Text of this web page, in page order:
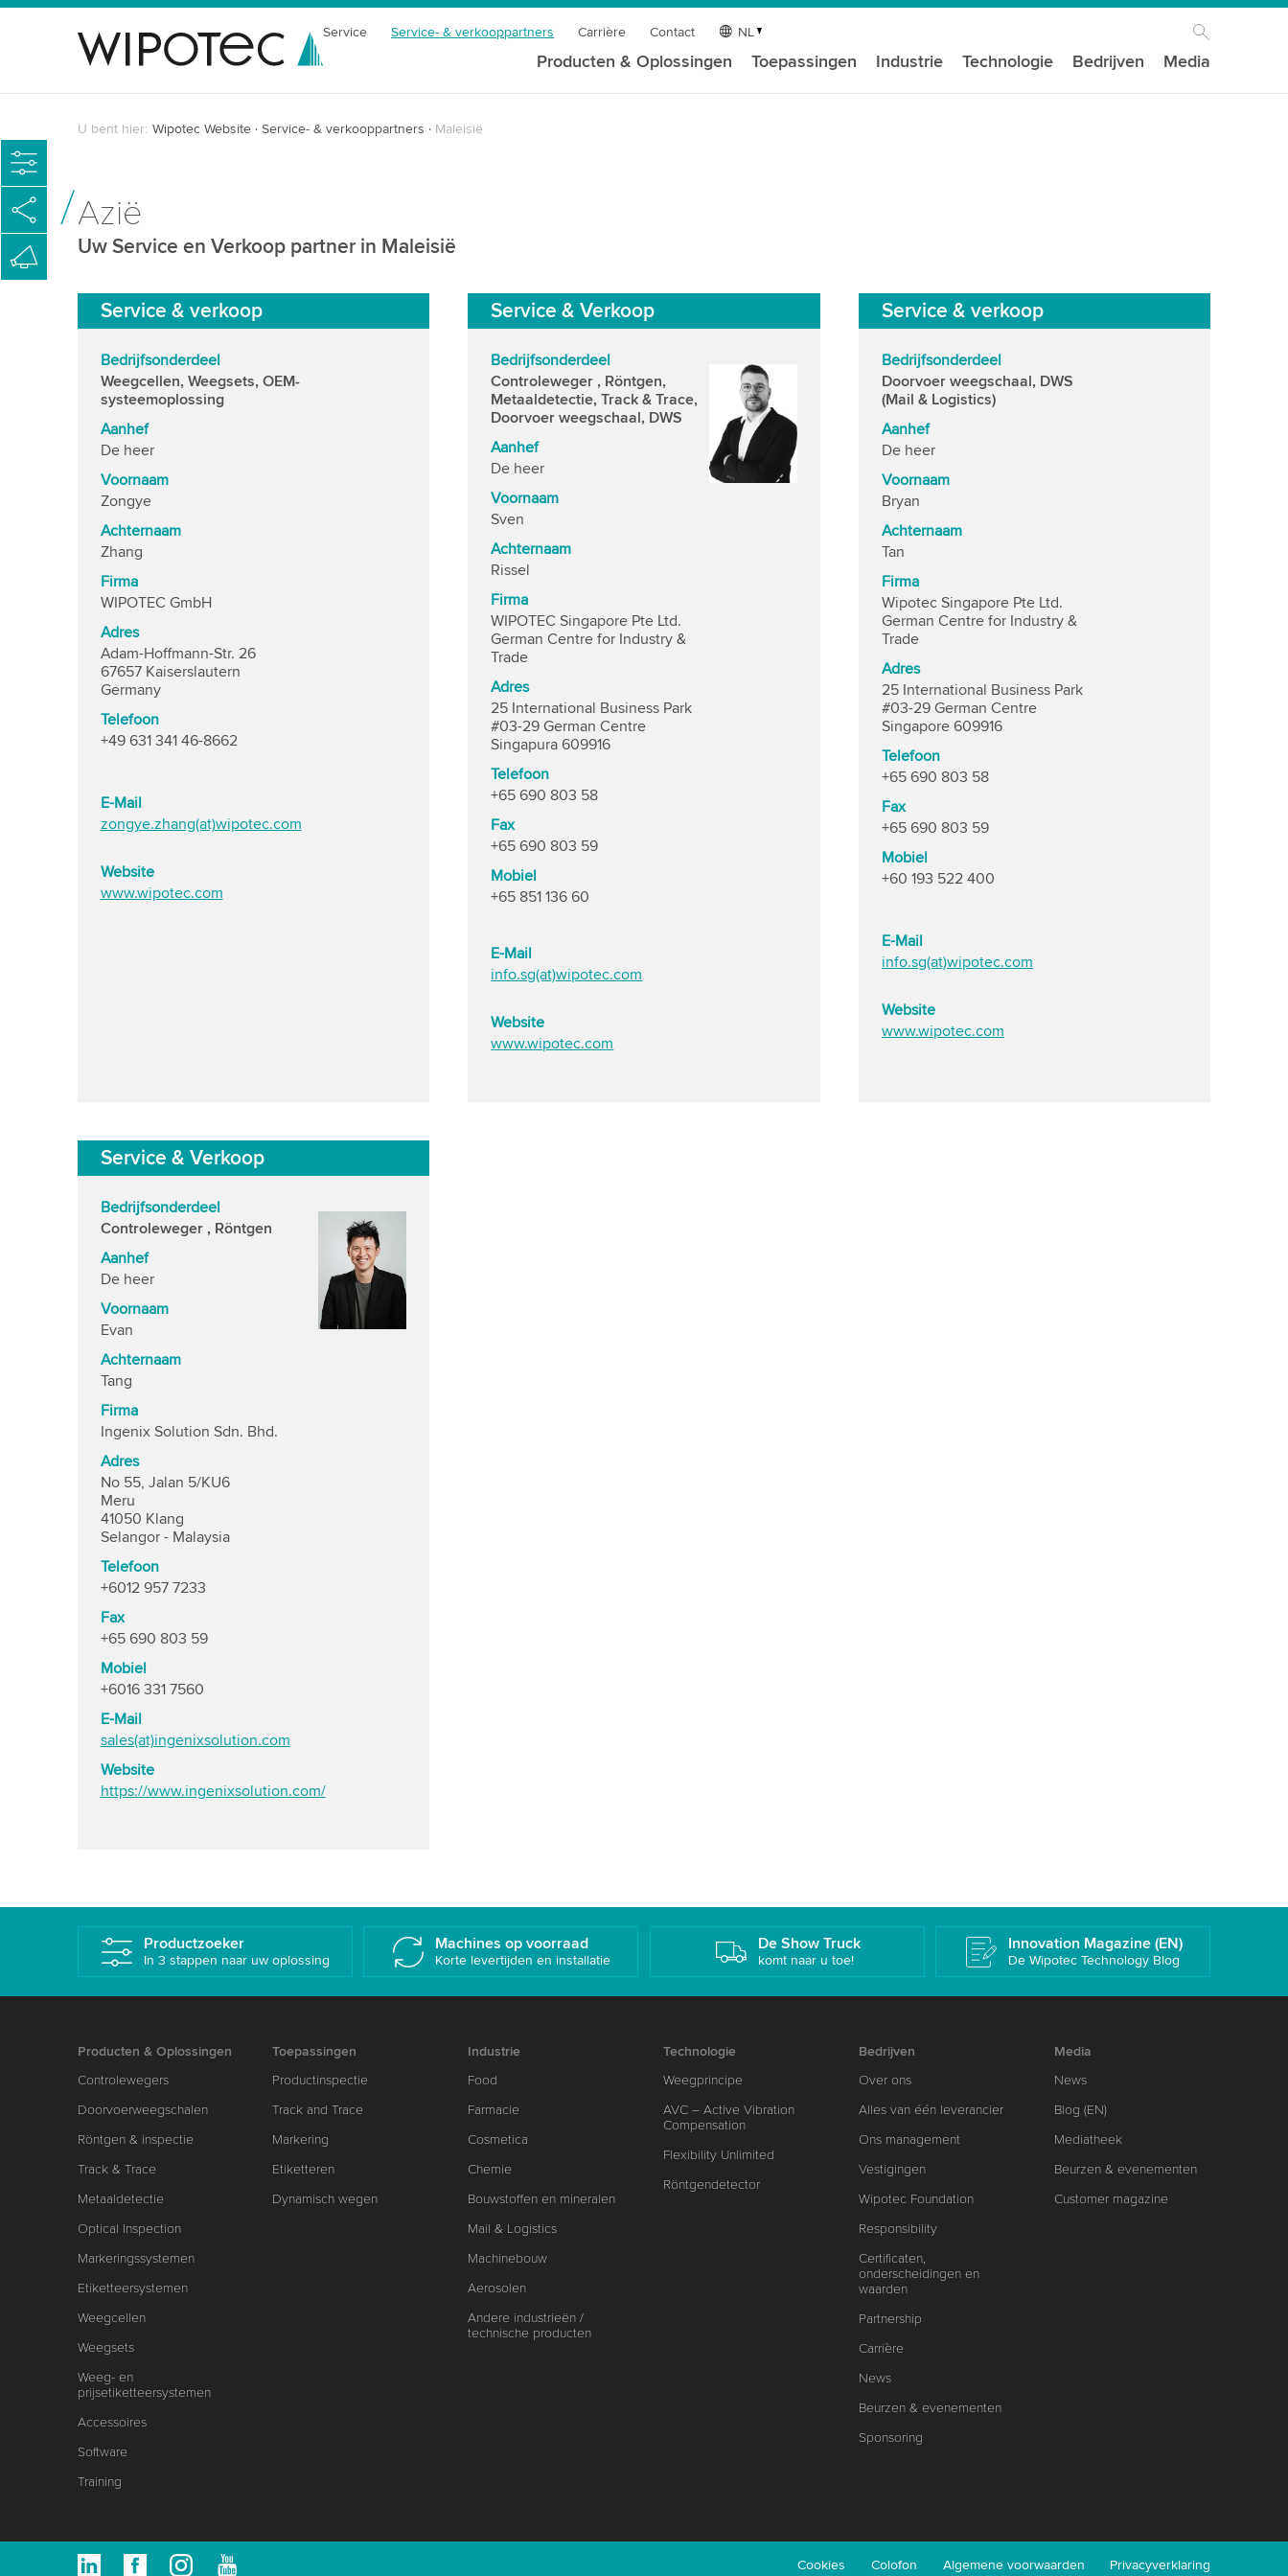
Service Service- & verkooppartners Carrière Contact NL
Producten & Oplossingen Toepassingen Industrie Technologie Bedrijven Media
U bent hier: Wipotec Website Service- & verkooppartners Maleisië
Azië
Uw Service en Verkoop partner in Maleisië
Service & verkoop
Bedrijfsonderdeel
Weegcellen, Weegsets, OEM-
systeemoplossing
Aanhef
De heer
Voornaam
Zongye
Achternaam
Zhang
Firma
WIPOTEC GmbH
Adres
Adam-Hoffmann-Str. 26
67657 Kaiserslautern
Germany
Telefoon
+49 631 341 46-8662
E-Mail
zongye.zhang(at)wipotec.com
Website
www.wipotec.com
Service & Verkoop
Bedrijfsonderdeel
Controleweger , Röntgen,
Metaaldetectie, Track & Trace,
Doorvoer weegschaal, DWS
Aanhef
De heer
Voornaam
Sven
Achternaam
Rissel
Firma
WIPOTEC Singapore Pte Ltd.
German Centre for Industry &
Trade
Adres
25 International Business Park
#03-29 German Centre
Singapura 609916
Telefoon
+65 690 803 58
Fax
+65 690 803 59
Mobiel
+65 851 136 60
E-Mail
info.sg(at)wipotec.com
Website
www.wipotec.com
Service & verkoop
Bedrijfsonderdeel
Doorvoer weegschaal, DWS
(Mail & Logistics)
Aanhef
De heer
Voornaam
Bryan
Achternaam
Tan
Firma
Wipotec Singapore Pte Ltd.
German Centre for Industry &
Trade
Adres
25 International Business Park
#03-29 German Centre
Singapore 609916
Telefoon
+65 690 803 58
Fax
+65 690 803 59
Mobiel
+60 193 522 400
E-Mail
info.sg(at)wipotec.com
Website
www.wipotec.com
Service & Verkoop
Bedrijfsonderdeel
Controleweger , Röntgen
Aanhef
De heer
Voornaam
Evan
Achternaam
Tang
Firma
Ingenix Solution Sdn. Bhd.
Adres
No 55, Jalan 5/KU6
Meru
41050 Klang
Selangor - Malaysia
Telefoon
+6012 957 7233
Fax
+65 690 803 59
Mobiel
+6016 331 7560
E-Mail
sales(at)ingenixsolution.com
Website
https://www.ingenixsolution.com/
Productzoeker
In 3 stappen naar uw oplossing
Machines op voorraad
Korte levertijden en installatie
De Show Truck
komt naar u toe!
Innovation Magazine (EN)
De Wipotec Technology Blog
Producten & Oplossingen
Controlewegers
Doorvoerweegschalen
Röntgen & inspectie
Track & Trace
Metaaldetectie
Optical Inspection
Markeringssystemen
Etiketteersystemen
Weegcellen
Weegsets
Weeg- en
prijsetiketteersystemen
Accessoires
Software
Training
Toepassingen
Productinspectie
Track and Trace
Markering
Etiketteren
Dynamisch wegen
Industrie
Food
Farmacie
Cosmetica
Chemie
Bouwstoffen en mineralen
Mail & Logistics
Machinebouw
Aerosolen
Andere industrieën /
technische producten
Technologie
Weegprincipe
AVC – Active Vibration
Compensation
Flexibility Unlimited
Röntgendetector
Bedrijven
Over ons
Alles van één leverancier
Ons management
Vestigingen
Wipotec Foundation
Responsibility
Certificaten,
onderscheidingen en
waarden
Partnership
Carrière
News
Beurzen & evenementen
Sponsoring
Media
News
Blog (EN)
Mediatheek
Beurzen & evenementen
Customer magazine
Cookies Colofon Algemene voorwaarden Privacyverklaring